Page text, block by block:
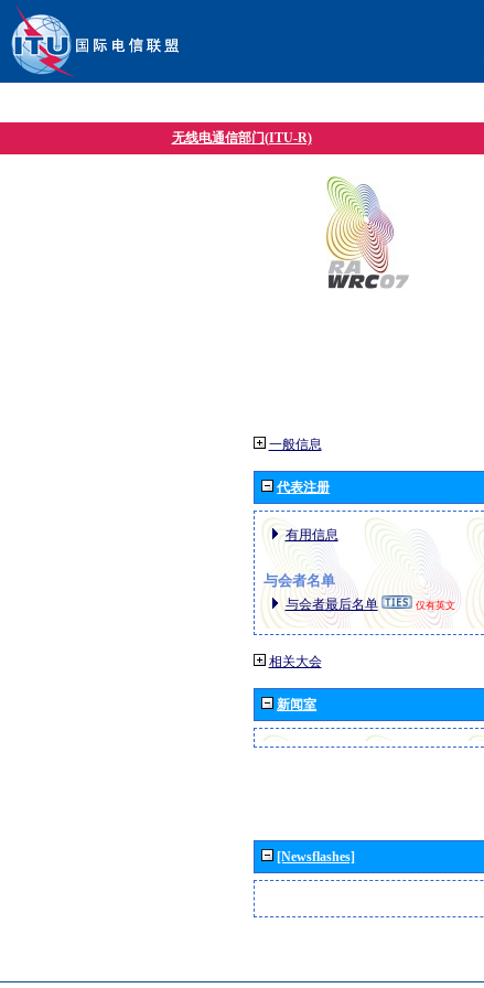
无线电通信部门(ITU-R)
一般信息
代表注册
有用信息
与会者名单
与会者最后名单 仅有英文
相关大会
新闻室
[Newsflashes]